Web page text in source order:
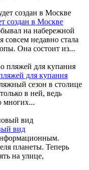
создан в Москве
на набережной
недавно стала
Она состоит из...
для купания
сезон в столице
в ней, ведь
многих...
вид
планеты. Теперь
на улице,